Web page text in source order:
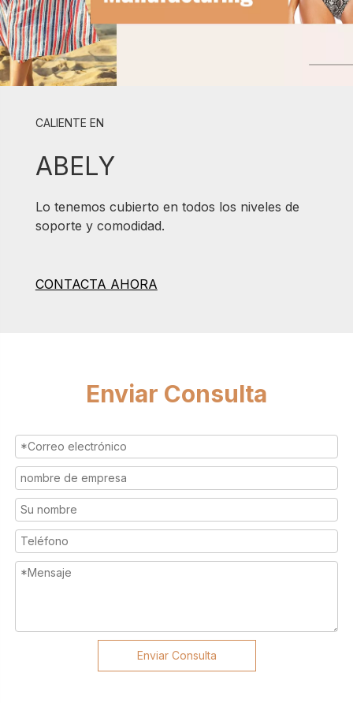
CALIENTE EN
ABELY
Lo tenemos cubierto en todos los niveles de
soporte y comodidad.
CONTACTA AHORA
Enviar Consulta
Enviar Consulta